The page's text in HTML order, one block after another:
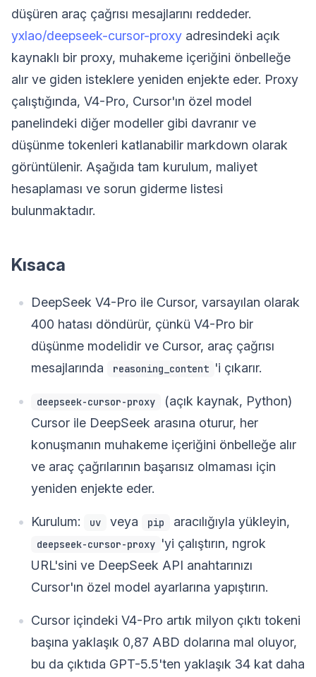
düşüren araç çağrısı mesajlarını reddeder.
yxlao/deepseek-cursor-proxy adresindeki açık
kaynaklı bir proxy, muhakeme içeriğini önbelleğe
alır ve giden isteklere yeniden enjekte eder. Proxy
çalıştığında, V4-Pro, Cursor'ın özel model
panelindeki diğer modeller gibi davranır ve
düşünme tokenleri katlanabilir markdown olarak
görüntülenir. Aşağıda tam kurulum, maliyet
hesaplaması ve sorun giderme listesi
bulunmaktadır.
Kısaca
DeepSeek V4-Pro ile Cursor, varsayılan olarak
400 hatası döndürür, çünkü V4-Pro bir
düşünme modelidir ve Cursor, araç çağrısı
mesajlarında
reasoning_content 'i çıkarır.
deepseek-cursor-proxy
(açık kaynak, Python)
Cursor ile DeepSeek arasına oturur, her
konuşmanın muhakeme içeriğini önbelleğe alır
ve araç çağrılarının başarısız olmaması için
yeniden enjekte eder.
Kurulum: uv veya pip aracılığıyla yükleyin,
deepseek-cursor-proxy 'yi çalıştırın, ngrok
URL'sini ve DeepSeek API anahtarınızı
Cursor'ın özel model ayarlarına yapıştırın.
Cursor içindeki V4-Pro artık milyon çıktı tokeni
başına yaklaşık 0,87 ABD dolarına mal oluyor,
bu da çıktıda GPT-5.5'ten yaklaşık 34 kat daha